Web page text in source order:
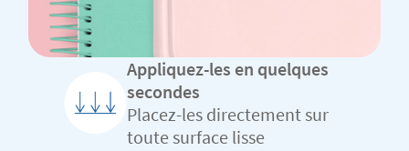
Appliquez-les en quelques
secondes
Placez-les directement sur
toute surface lisse